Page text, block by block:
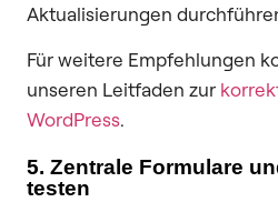
Aktualisierungen
Für weitere Empfehlungen
unseren Leitfaden zur
WordPress.
5. Zentrale Formulare
testen